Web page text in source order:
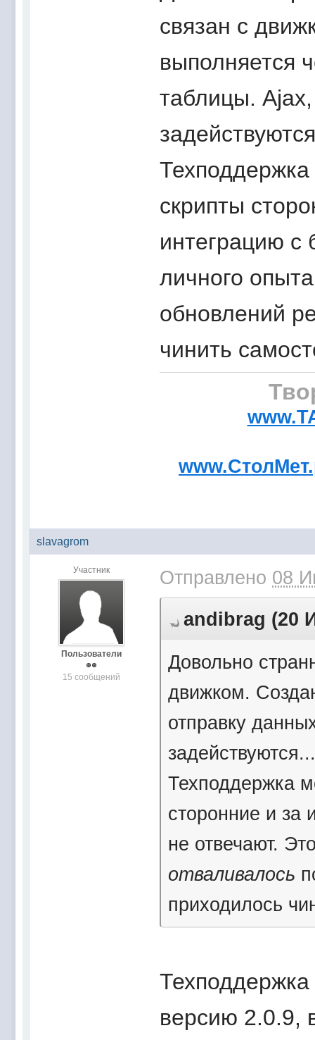
связан с
выполняется
таблицы.
скрипты
интеграцию с
личного
обновлений
чинить
slavagrom
Участник
Пользователи
15 сообщений
Отправлено 08
andibrag (20
Довольно
движком.
отправку
Техподдержка
сторонние и за
не отвечают.
отваливалось
приходилось
версию 2.0.9,